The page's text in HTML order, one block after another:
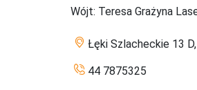
Wójt: Teresa Grażyna
Łęki Szlacheckie 13
44 7875325